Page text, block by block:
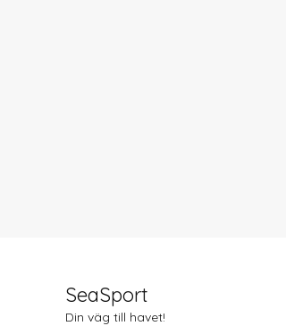
SeaSport
Din väg till havet!